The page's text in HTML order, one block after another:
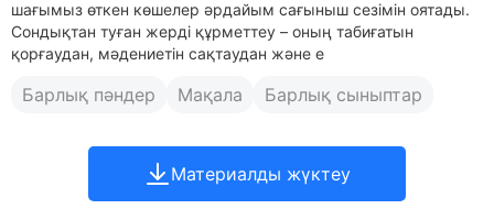
шағымыз өткен көшелер әрдайым сағыныш сезімін оятады.
Сондықтан туған жерді құрметтеу – оның табиғатын
қорғаудан, мәдениетін сақтаудан және е
Барлық пәндер Мақала Барлық сыныптар
Материалды жүктеу